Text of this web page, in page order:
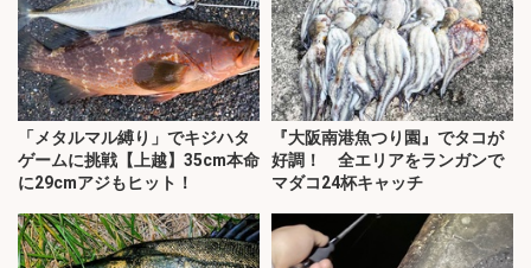
「メタルマル縛り」でキジハタ
ゲームに挑戦【上越】35cm本命
に29cmアジもヒット！
『大阪南港魚つり園』でタコが
好調！ 全エリアをランガンで
マダコ24杯キャッチ